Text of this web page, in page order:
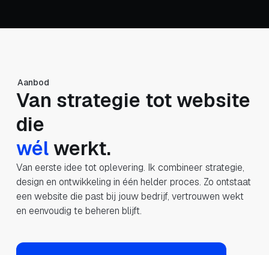
Aanbod
Van strategie tot website
die
échtwerkt.
Van eerste idee tot oplevering. Ik combineer strategie,
design en ontwikkeling in één helder proces. Zo ontstaat
een website die past bij jouw bedrijf, vertrouwen wekt
en eenvoudig te beheren blijft.